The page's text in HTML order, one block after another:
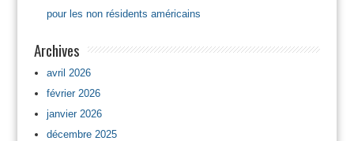
pour les non résidents américains
Archives
avril 2026
février 2026
janvier 2026
décembre 2025